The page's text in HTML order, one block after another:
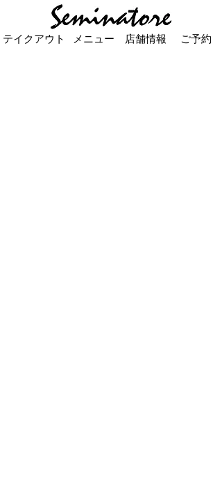
テイクアウト メニュー ご予約
店舗情報